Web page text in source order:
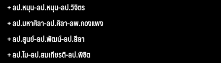
+ ลป.หมุน-ลป.หนุน-ลป.วิจิตร
+ ลป.มหาศิลา-ลป.ศิลา-ลพ.กองแพง
+ ลป.สูนย์-ลป.พัฒน์-ลป.สีลา
+ ลป.ไม-ลป.สมเกียรติ-ลป.พิชิต